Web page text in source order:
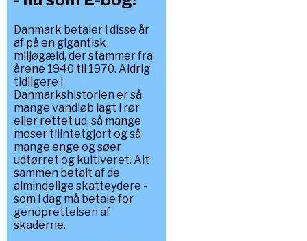
Danmark betaler i disse år
af på en gigantisk
miljøgæld, der stammer fra
årene 1940 til 1970. Aldrig
tidligere i
Danmarkshistorien er så
mange vandløb lagt i rør
eller rettet ud, så mange
moser tilintetgjort og så
mange enge og søer
udtørret og kultiveret. Alt
sammen betalt af de
almindelige skatteydere -
som i dag må betale for
genoprettelsen af
skaderne.